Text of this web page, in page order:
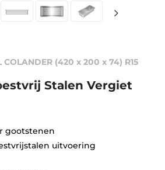
COLANDER (420 x 200 x 74) R15
Stalen Vergiet
gootstenen
uitvoering